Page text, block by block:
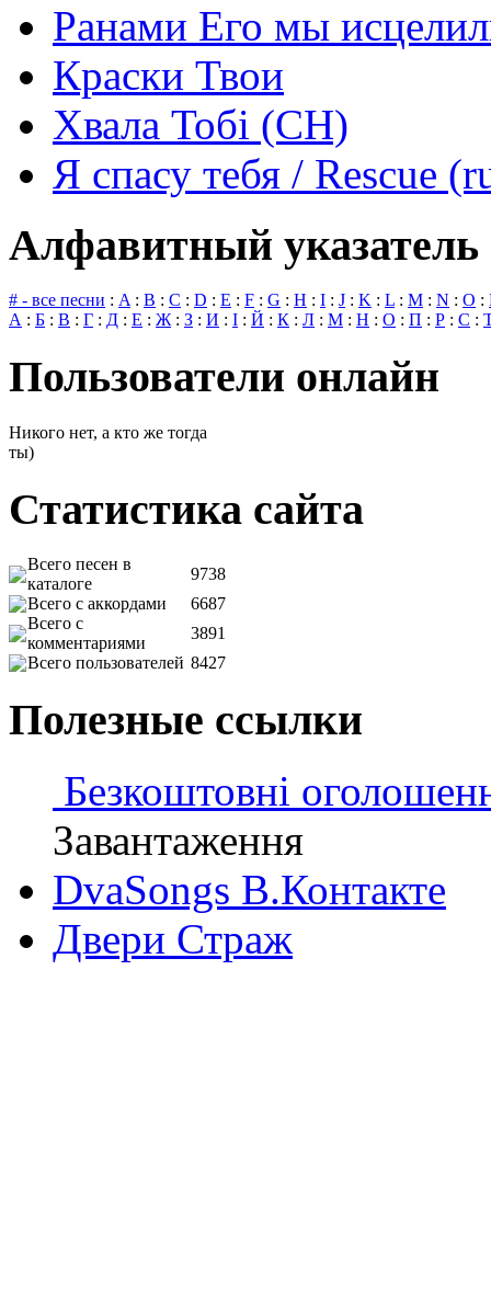
Ранами Его мы
Краски Твои
Хвала Тобі (СН)
Я спасу тебя / Rescue
Алфавитный указатель
# - все песни : A : B : C : D : E : F : G : H : I : J : K : L : M : N : O :
А : Б : В : Г : Д : Е : Ж : З : И : І : Й : К : Л : М : Н : О : П : Р : С :
Пользователи онлайн
Никого нет, а кто же тогда
ты)
Статистика сайта
Всего песен в
каталоге
9738
Всего с аккордами
6687
Всего с
комментариями
3891
Всего пользователей 8427
Полезные ссылки
Безкоштовні
Завантаження
DvaSongs В.Контакте
Двери Страж